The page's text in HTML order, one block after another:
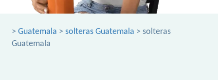
> Guatemala > solteras Guatemala > solteras
Guatemala